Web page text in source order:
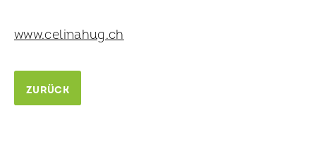
www.celinahug.ch
ZURÜCK